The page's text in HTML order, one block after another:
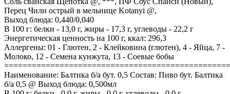
Перец Чили острый в мельнице Kotanyi @,
Выход блюда: 0,440/0,040
В 100 г: белки - 13,0 г, жиры - 17,3 г, углеводы - 22,2 г
Энергетическая ценность на 100 г, ккал: 296,3
Аллергены: 01 - Глютен, 2 - Клейковина (глютен), 4 - Яйца, 7 -
Молоко, 12 - Семена кунжута, 13 - Соевые бобы
Наименование: Балтика б/а бут. 0,5 Состав: Пиво бут. Балтика
б/а 0,5 @ Выход блюда: 0,500мл